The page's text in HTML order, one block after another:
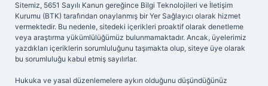
Sitemiz, 5651 Sayılı Kanun gereğince Bilgi Teknolojileri ve İletişim
Kurumu (BTK) tarafından onaylanmış bir Yer Sağlayıcı olarak hizmet
vermektedir. Bu nedenle, sitedeki içerikleri proaktif olarak denetleme
veya araştırma yükümlülüğümüz bulunmamaktadır. Ancak, üyelerimiz
yazdıkları içeriklerin sorumluluğunu taşımakta olup, siteye üye olarak
bu sorumluluğu kabul etmiş sayılırlar.
Hukuka ve yasal düzenlemelere aykırı olduğunu düşündüğünüz